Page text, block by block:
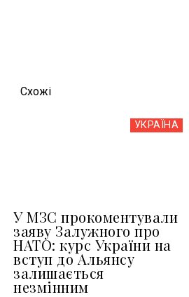
Схожi
УКРАЇНА
У МЗС прокоментували
заяву Залужного про
НАТО: курс України на
вступ до Альянсу
залишається
незмінним